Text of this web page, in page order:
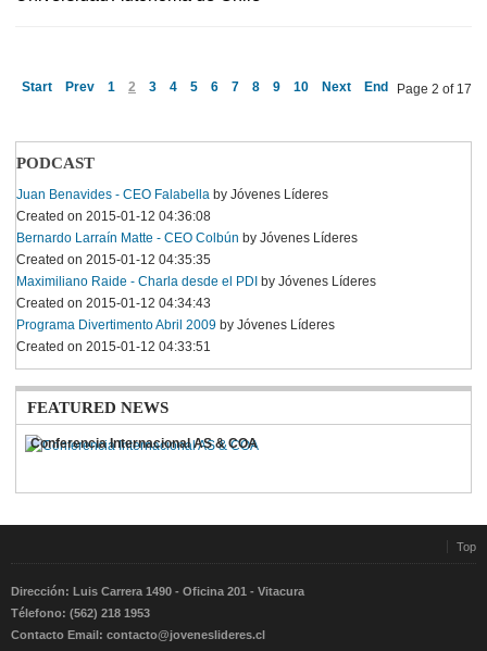
Page 2 of 17
Start Prev 1 2 3 4 5 6 7 8 9 10 Next End
PODCAST
Juan Benavides - CEO Falabella by Jóvenes Líderes
Created on 2015-01-12 04:36:08
Bernardo Larraín Matte - CEO Colbún by Jóvenes Líderes
Created on 2015-01-12 04:35:35
Maximiliano Raide - Charla desde el PDI by Jóvenes Líderes
Created on 2015-01-12 04:34:43
Programa Divertimento Abril 2009 by Jóvenes Líderes
Created on 2015-01-12 04:33:51
FEATURED NEWS
Conferencia Internacional AS & COA
Top
Dirección: Luis Carrera 1490 - Oficina 201 - Vitacura
Télefono: (562) 218 1953
Contacto Email: contacto@joveneslideres.cl